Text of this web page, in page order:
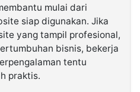
mulai dari
siap digunakan. Jika
yang tampil profesional,
bisnis, bekerja
tentu
praktis.